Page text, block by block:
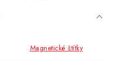
Magnetické štítky